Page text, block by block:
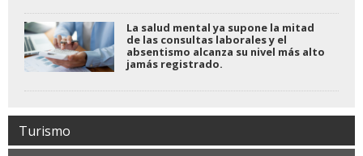
La salud mental ya supone la mitad
de las consultas laborales y el
absentismo alcanza su nivel más alto
jamás registrado.
Turismo